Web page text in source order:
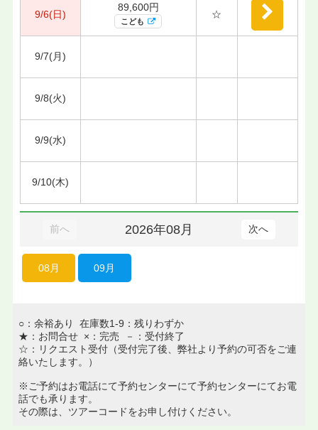
9/6(日)
89,600円
こども
☆
9/7(月)
9/8(火)
9/9(水)
9/10(木)
前へ 2026年08月 次へ
08月 09月
○：余裕あり 在庫数1-9：残りわずか
★：お問合せ ×：完売 －：受付終了
☆：リクエスト受付（受付完了後、弊社より予約の可否をご連
絡いたします。）
※ご予約はお電話にて予約センターにて予約センターにてお電
話でも承ります。
その際は、ツアーコードをお申し付けください。